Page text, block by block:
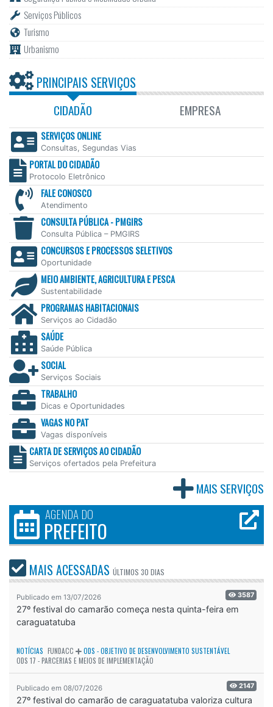
Serviços Públicos
Turismo
Urbanismo
PRINCIPAIS SERVIÇOS
CIDADÃO EMPRESA
SERVIÇOS ONLINE
Consultas, Segundas Vias
PORTAL DO CIDADÃO
Protocolo Eletrônico
FALE CONOSCO
Atendimento
CONSULTA PÚBLICA - PMGIRS
Consulta Pública – PMGIRS
CONCURSOS E PROCESSOS SELETIVOS
Oportunidade
MEIO AMBIENTE, AGRICULTURA E PESCA
Sustentabilidade
PROGRAMAS HABITACIONAIS
Serviços ao Cidadão
SAÚDE
Saúde Pública
SOCIAL
Serviços Sociais
TRABALHO
Dicas e Oportunidades
VAGAS NO PAT
Vagas disponíveis
CARTA DE SERVIÇOS AO CIDADÃO
Serviços ofertados pela Prefeitura
MAIS SERVIÇOS
AGENDA DO
PREFEITO
MAIS ACESSADAS ÚLTIMOS 30 DIAS
Publicado em 13/07/2026 3587
27º festival do camarão começa nesta quinta-feira em
caraguatatuba
NOTÍCIAS FUNDACC
ODS - OBJETIVO DE DESENVOLVIMENTO SUSTENTÁVEL
ODS 17 - PARCERIAS E MEIOS DE IMPLEMENTAÇÃO
Publicado em 08/07/2026 2147
27º festival do camarão de caraguatatuba valoriza cultura